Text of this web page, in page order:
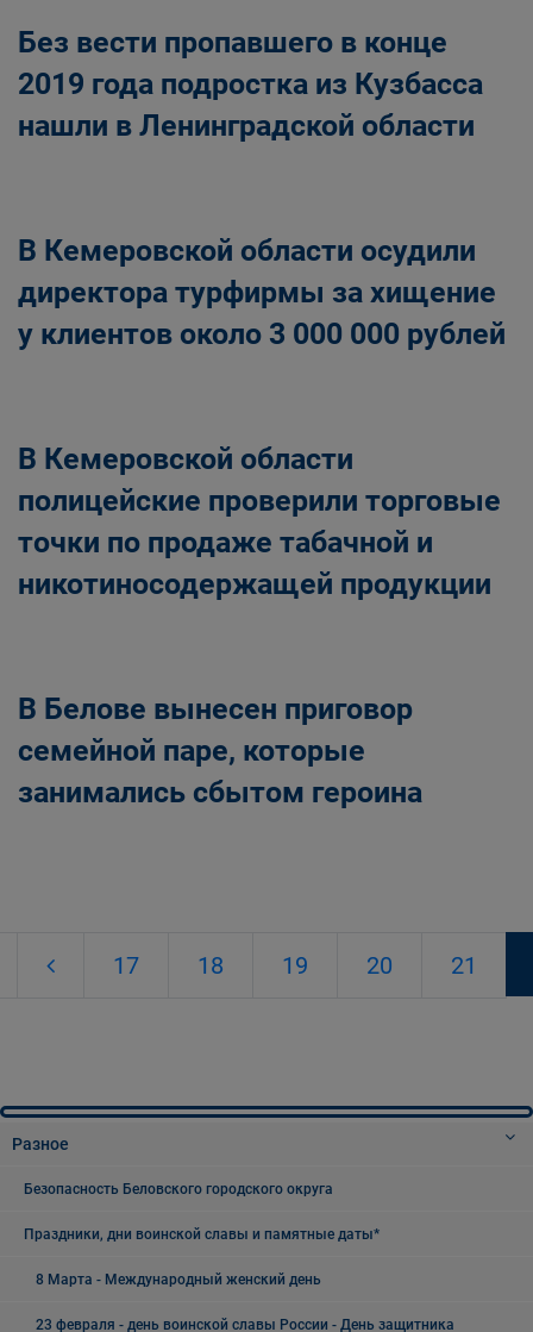
Без вести пропавшего в конце
2019 года подростка из Кузбасса
нашли в Ленинградской области
В Кемеровской области осудили
директора турфирмы за хищение
у клиентов около 3 000 000 рублей
В Кемеровской области
полицейские проверили торговые
точки по продаже табачной и
никотиносодержащей продукции
В Белове вынесен приговор
семейной паре, которые
занимались сбытом героина
17 18 19 20 21
Разное
Безопасность Беловского городского округа
Праздники, дни воинской славы и памятные даты*
8 Марта - Международный женский день
23 февраля - день воинской славы России - День защитника